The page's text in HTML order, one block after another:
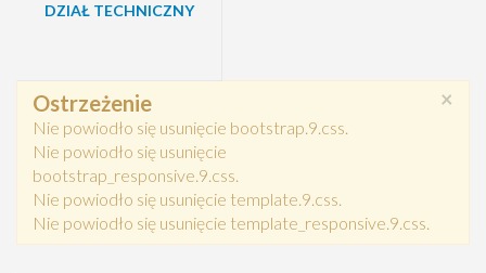
DZIAŁ TECHNICZNY
×
Ostrzeżenie
Nie powiodło się usunięcie bootstrap.9.css.
Nie powiodło się usunięcie
bootstrap_responsive.9.css.
Nie powiodło się usunięcie template.9.css.
Nie powiodło się usunięcie template_responsive.9.css.